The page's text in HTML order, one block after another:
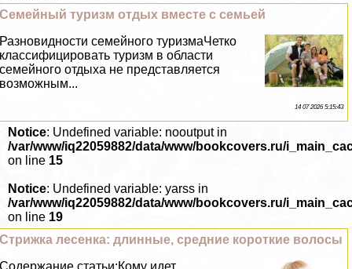
Семейный туризм отдых вместе с семьей
Разновидности семейного туризмаЧетко
классифицировать туризм в области
семейного отдыха не представляется
возможным...
14 07 2026 5:15:43
Notice: Undefined variable: nooutput in
/var/www/iq22059882/data/www/bookcovers.ru/
on line 15
Notice: Undefined variable: yarss in
/var/www/iq22059882/data/www/bookcovers.ru/
on line 19
Стрижка лесенка: длинные, средние короткие волосы